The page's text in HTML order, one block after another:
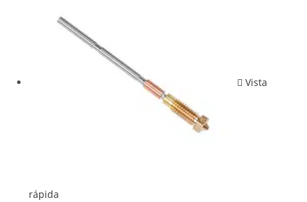
Vista
rápida